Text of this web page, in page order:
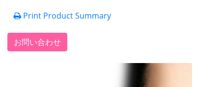
Print Product Summary
お問い合わせ